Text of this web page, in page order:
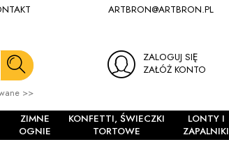
ARTBRON@ARTBRON.PL
>>
ZALOGUJ SIĘ
ZAŁÓŻ KONTO
ZIMNE
OGNIE
KONFETTI, ŚWIECZKI
TORTOWE
LONTY I
ZAPALNIKI